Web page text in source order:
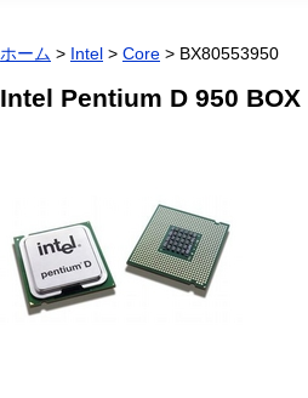
ホーム > Intel > Core > BX80553950
Intel Pentium D 950 BOX